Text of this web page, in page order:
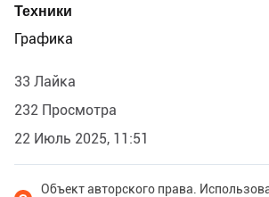
Техники
Графика
33 Лайка
232 Просмотра
22 Июль 2025, 11:51
Объект авторского права.